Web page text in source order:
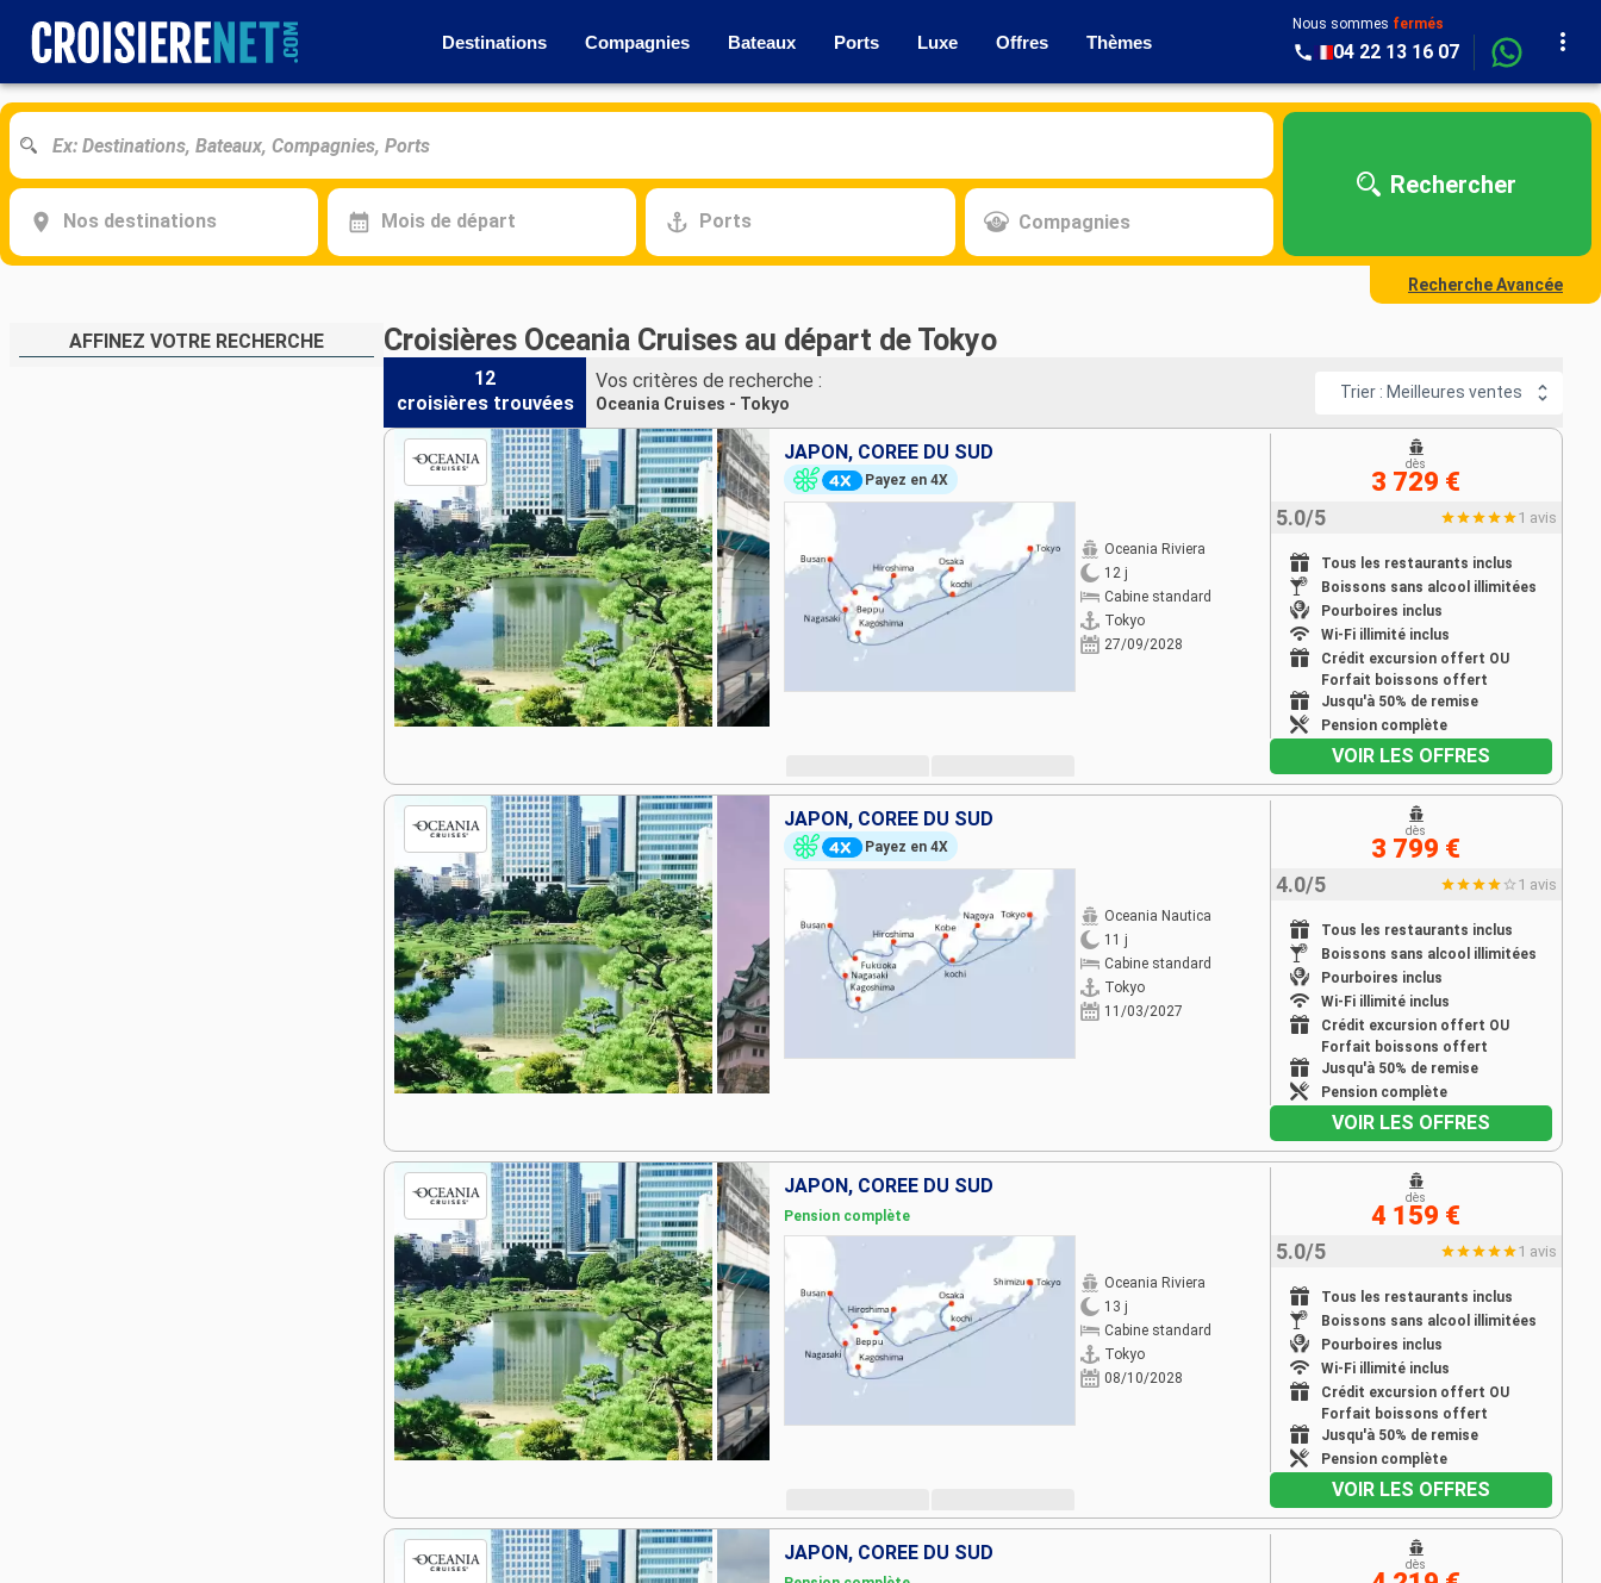
Destinations Compagnies Bateaux Ports Luxe Offres Thèmes
Nous sommes fermés
04 22 13 16 07
Nos destinations Mois de départ Ports Compagnies
Rechercher
Recherche Avancée
AFFINEZ VOTRE RECHERCHE Croisières Oceania Cruises au départ de Tokyo
12
croisières trouvées
Vos critères de recherche :
Oceania Cruises - Tokyo
Trier : Meilleures ventes
JAPON, CORÉE DU SUD
Payez en 4X
Oceania Riviera
12 j
Cabine standard
Tokyo
27/09/2028
5.0/5 1 avis
Tous les restaurants inclus
Boissons sans alcool illimitées
Pourboires inclus
Wi-Fi illimité inclus
Crédit excursion offert OU
Forfait boissons offert
Jusqu'à 50% de remise
Pension complète
dès
3 729 €
VOIR LES OFFRES
JAPON, CORÉE DU SUD
Payez en 4X
Oceania Nautica
11 j
Cabine standard
Tokyo
11/03/2027
4.0/5 1 avis
Tous les restaurants inclus
Boissons sans alcool illimitées
Pourboires inclus
Wi-Fi illimité inclus
Crédit excursion offert OU
Forfait boissons offert
Jusqu'à 50% de remise
Pension complète
dès
3 799 €
VOIR LES OFFRES
JAPON, CORÉE DU SUD
Pension complète
Oceania Riviera
13 j
Cabine standard
Tokyo
08/10/2028
5.0/5 1 avis
Tous les restaurants inclus
Boissons sans alcool illimitées
Pourboires inclus
Wi-Fi illimité inclus
Crédit excursion offert OU
Forfait boissons offert
Jusqu'à 50% de remise
Pension complète
dès
4 159 €
VOIR LES OFFRES
JAPON, CORÉE DU SUD
dès